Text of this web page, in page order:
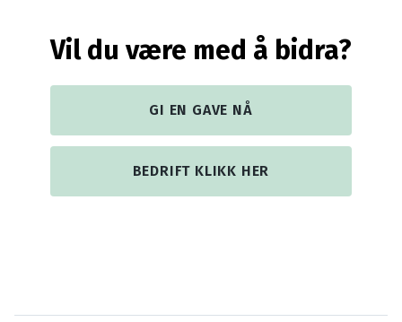
Vil du være med å bidra?
GI EN GAVE NÅ
BEDRIFT KLIKK HER